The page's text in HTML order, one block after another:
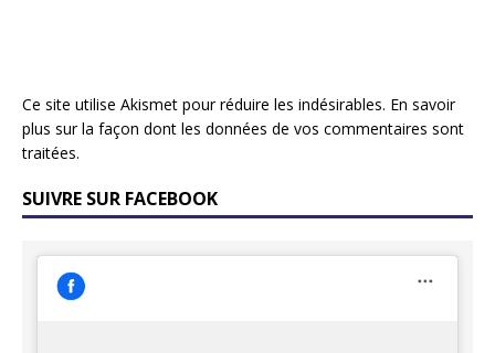
Ce site utilise Akismet pour réduire les indésirables. En savoir
plus sur la façon dont les données de vos commentaires sont
traitées.
SUIVRE SUR FACEBOOK